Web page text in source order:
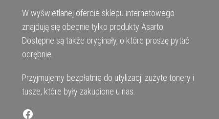
W wyświetlanej ofercie sklepu internetowego
znajdują się obecnie tylko produkty Asarto.
Dostępne są także oryginały, o które proszę pytać
odrębnie.
Przyjmujemy bezpłatnie do utylizacji zużyte tonery i
tusze, które były zakupione u nas.
Facebook